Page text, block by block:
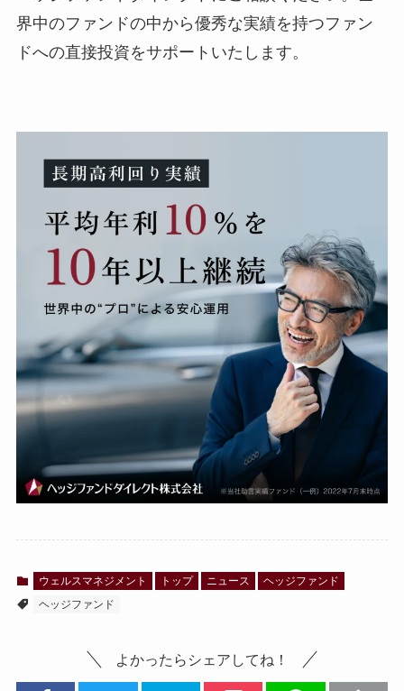
界中のファンドの中から優秀な実績を持つファン
ドへの直接投資をサポートいたします。
ウェルスマネジメント トップ ニュース
ヘッジファンド
ヘッジファンド
よかったらシェアしてね！